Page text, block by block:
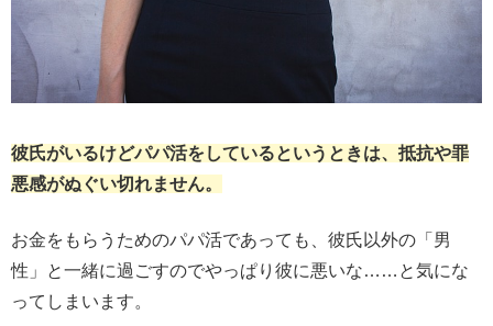
彼氏がいるけどパパ活をしているというときは、抵抗や罪
悪感がぬぐい切れません。
お金をもらうためのパパ活であっても、彼氏以外の「男
性」と一緒に過ごすのでやっぱり彼に悪いな……と気にな
ってしまいます。